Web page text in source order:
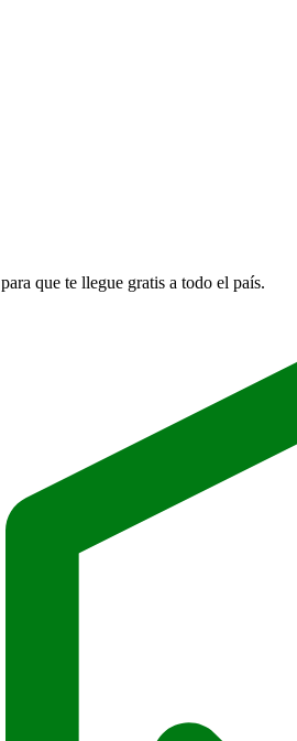
para que te llegue gratis a todo el país.